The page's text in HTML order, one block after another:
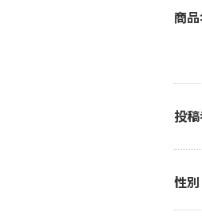
商
投
性別